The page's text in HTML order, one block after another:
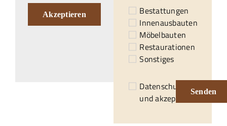
Akzeptieren
Bestattungen
Innenausbauten
Möbelbauten
Restaurationen
Sonstiges
Datenschutzerklärung
und akzeptiert.*
Senden